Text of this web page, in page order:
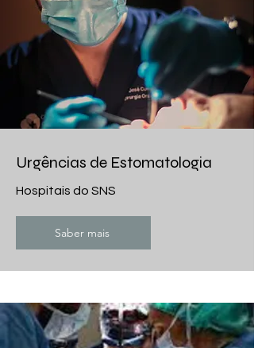
Urgências de Estomatologia
Hospitais do SNS
Saber mais